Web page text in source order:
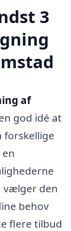
3
af
god idé at
forskellige
vælger den
behov
flere tilbud